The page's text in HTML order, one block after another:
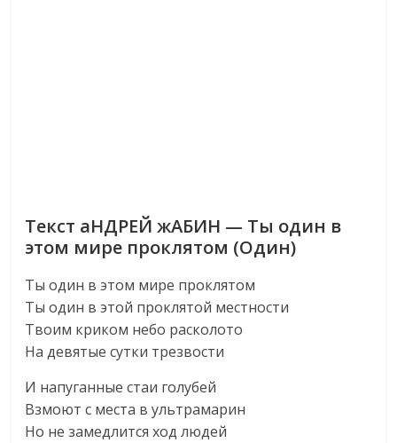
Текст аНДРЕЙ жАБИН — Ты один в
этом мире проклятом (Один)
Ты один в этом мире проклятом
Ты один в этой проклятой местности
Твоим криком небо расколото
На девятые сутки трезвости
И напуганные стаи голубей
Взмоют с места в ультрамарин
Но не замедлится ход людей